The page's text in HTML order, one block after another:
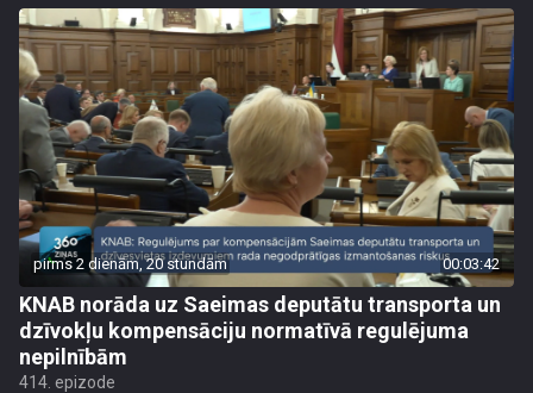
pirms 2 dienām, 20 stundām 00:03:42
KNAB norāda uz Saeimas deputātu transporta un
dzīvokļu kompensāciju normatīvā regulējuma
nepilnībām
414. epizode